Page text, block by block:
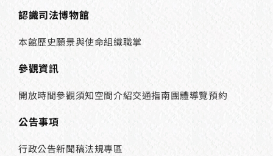
認識司法博物館
本館歷史願景與使命組織職掌
參觀資訊
開放時間參觀須知空間介紹交通指南團體導覽預約
公告事項
行政公告新聞稿法規專區